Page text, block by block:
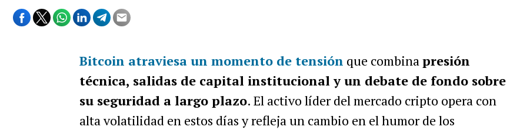
Bitcoin atraviesa un momento de tensión que combinapresión
técnica, salidas de capital institucional y un debate de fondo sobre
su seguridad a largo plazo. El activo líder del mercado cripto opera con
alta volatilidad en estos días y refleja un cambio en el humor de los